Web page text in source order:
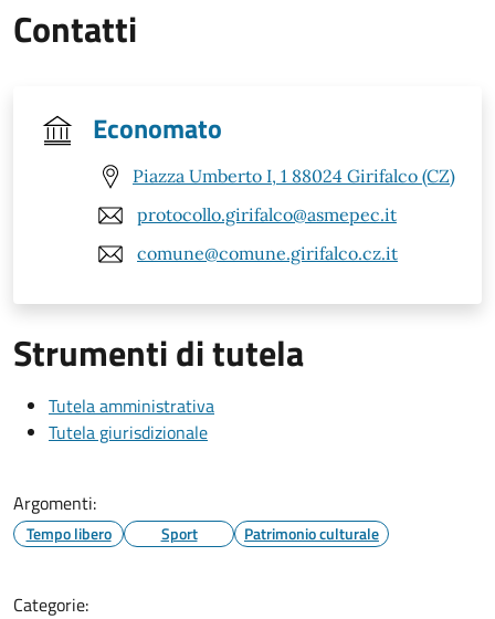
Contatti
Economato
Piazza Umberto I, 1 88024 Girifalco (CZ)
protocollo.girifalco@asmepec.it
comune@comune.girifalco.cz.it
Strumenti di tutela
Tutela amministrativa
Tutela giurisdizionale
Argomenti:
Tempo libero Sport Patrimonio culturale
Categorie: